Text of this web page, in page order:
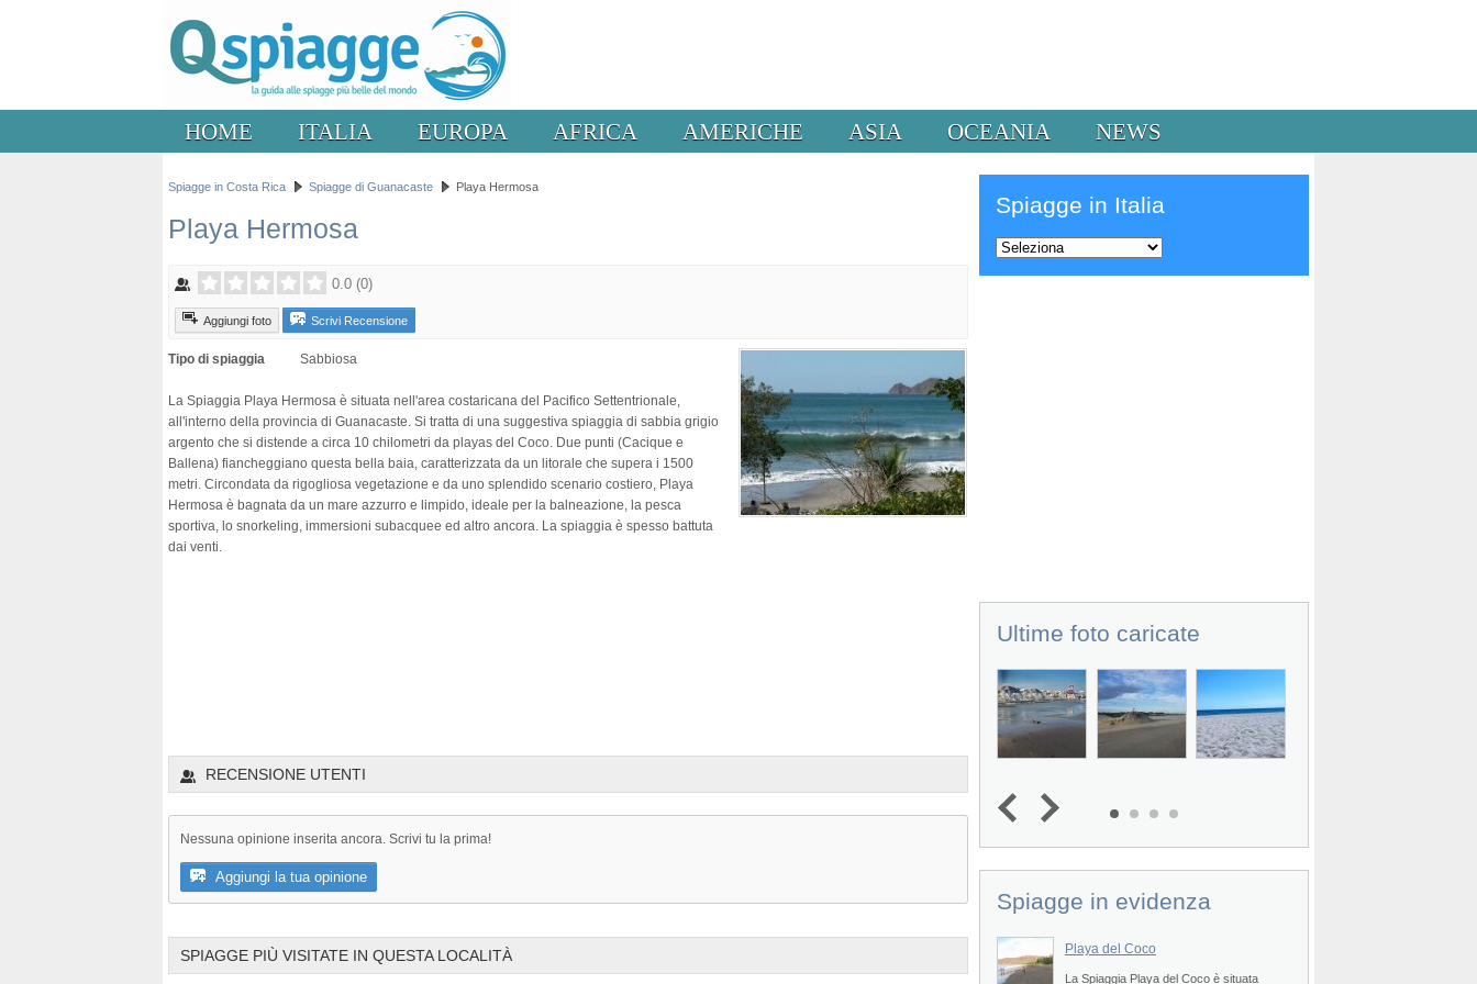
HOME ITALIA EUROPA AFRICA AMERICHE ASIA OCEANIA NEWS
Spiagge in Costa Rica Spiagge di Guanacaste Playa Hermosa
Playa Hermosa
0.0 (0)
Aggiungi foto Scrivi Recensione
Tipo di spiaggia Sabbiosa
La Spiaggia Playa Hermosa è situata nell'area costaricana del Pacifico Settentrionale,
all'interno della provincia di Guanacaste. Si tratta di una suggestiva spiaggia di sabbia grigio
argento che si distende a circa 10 chilometri da playas del Coco. Due punti (Cacique e
Ballena) fiancheggiano questa bella baia, caratterizzata da un litorale che supera i 1500
metri. Circondata da rigogliosa vegetazione e da uno splendido scenario costiero, Playa
Hermosa è bagnata da un mare azzurro e limpido, ideale per la balneazione, la pesca
sportiva, lo snorkeling, immersioni subacquee ed altro ancora. La spiaggia è spesso battuta
dai venti.
RECENSIONE UTENTI
Nessuna opinione inserita ancora. Scrivi tu la prima!
Aggiungi la tua opinione
SPIAGGE PIÙ VISITATE IN QUESTA LOCALITÀ
Prev
Spiagge in Italia
Ultime foto caricate
Spiagge in evidenza
La Spiaggia di Nacascolo è situata
Playa del Coco
La Spiaggia Playa del Coco è situata